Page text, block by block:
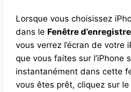
Lorsque vous choisissez
dans le Fenêtre
vous verrez l’écran de votre
que vous faites sur l’iPhone
instantanément dans cette
vous êtes prêt, cliquez sur